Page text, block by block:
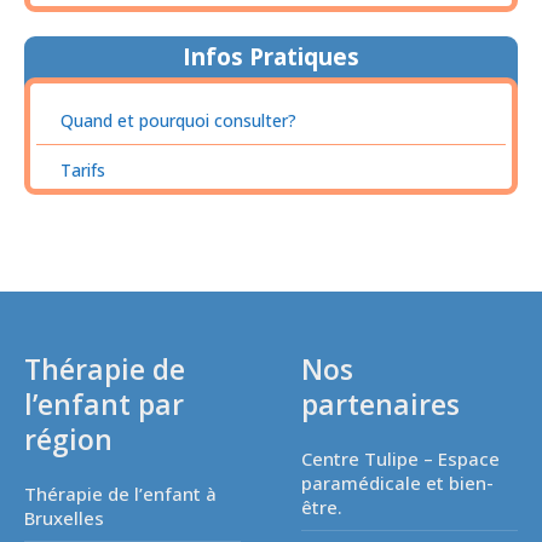
Infos Pratiques
Quand et pourquoi consulter?
Tarifs
Thérapie de
l’enfant par
région
Thérapie de l’enfant à
Bruxelles
Nos
partenaires
Centre Tulipe – Espace
paramédicale et bien-
être.